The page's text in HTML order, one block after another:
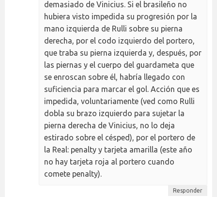
demasiado de Vinicius. Si el brasileño no
hubiera visto impedida su progresión por la
mano izquierda de Rulli sobre su pierna
derecha, por el codo izquierdo del portero,
que traba su pierna izquierda y, después, por
las piernas y el cuerpo del guardameta que
se enroscan sobre él, habría llegado con
suficiencia para marcar el gol. Acción que es
impedida, voluntariamente (ved como Rulli
dobla su brazo izquierdo para sujetar la
pierna derecha de Vinicius, no lo deja
estirado sobre el césped), por el portero de
la Real: penalty y tarjeta amarilla (este año
no hay tarjeta roja al portero cuando
comete penalty).
Responder